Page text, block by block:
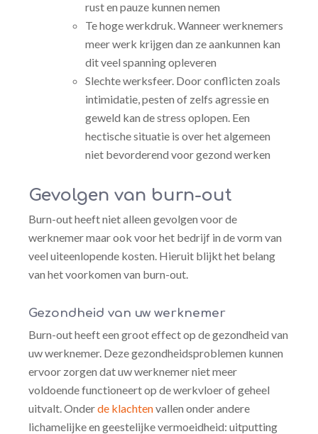
rust en pauze kunnen nemen
Te hoge werkdruk. Wanneer werknemers
meer werk krijgen dan ze aankunnen kan
dit veel spanning opleveren
Slechte werksfeer. Door conflicten zoals
intimidatie, pesten of zelfs agressie en
geweld kan de stress oplopen. Een
hectische situatie is over het algemeen
niet bevorderend voor gezond werken
Gevolgen van burn-out
Burn-out heeft niet alleen gevolgen voor de
werknemer maar ook voor het bedrijf in de vorm van
veel uiteenlopende kosten. Hieruit blijkt het belang
van het voorkomen van burn-out.
Gezondheid van uw werknemer
Burn-out heeft een groot effect op de gezondheid van
uw werknemer. Deze gezondheidsproblemen kunnen
ervoor zorgen dat uw werknemer niet meer
voldoende functioneert op de werkvloer of geheel
uitvalt. Onderde klachtenvallen onder andere
lichamelijke en geestelijke vermoeidheid: uitputting